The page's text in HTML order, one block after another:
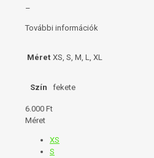
–
További információk
Méret XS, S, M, L, XL
Szín fekete
6.000 Ft
Méret
XS
S